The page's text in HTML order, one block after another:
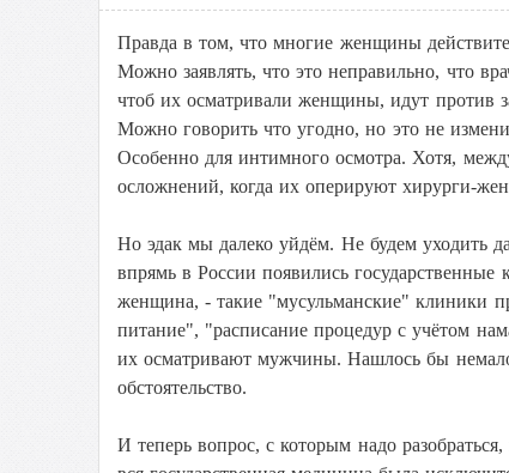
Правда в том, что многие женщины
Можно заявлять, что это неправильно, что
чтоб их осматривали женщины, идут против
Можно говорить что угодно, но это не
Особенно для интимного осмотра. Хотя,
осложнений, когда их оперируют хирурги-
Но эдак мы далеко уйдём. Не будем уходить
впрямь в России появились
женщина, - такие "мусульманские" клиники
питание", "расписание процедур с учётом
их осматривают мужчины. Нашлось бы немало
обстоятельство.
И теперь вопрос, с которым надо